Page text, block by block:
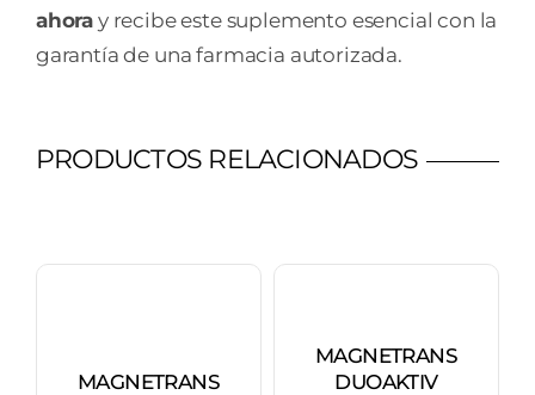
ahora y recibe este suplemento esencial con la
garantía de una farmacia autorizada.
PRODUCTOS RELACIONADOS
MAGNETRANS
MAGNETRANS
DUOAKTIV